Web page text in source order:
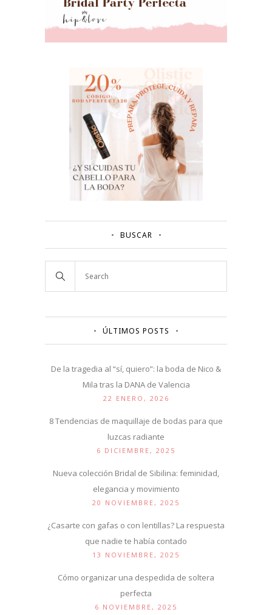
BUSCAR
ÚLTIMOS POSTS
De la tragedia al “sí, quiero”: la boda de Nico &
Mila tras la DANA de Valencia
22 ENERO, 2026
8 Tendencias de maquillaje de bodas para que
luzcas radiante
6 DICIEMBRE, 2025
Nueva colección Bridal de Sibilina: feminidad,
elegancia y movimiento
20 NOVIEMBRE, 2025
¿Casarte con gafas o con lentillas? La respuesta
que nadie te había contado
13 NOVIEMBRE, 2025
Cómo organizar una despedida de soltera
perfecta
6 NOVIEMBRE, 2025